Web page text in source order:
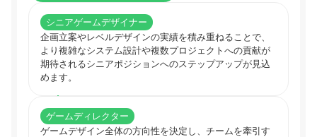
シニアゲームデザイナー
企画立案やレベルデザインの実績を積み重ねることで、
より複雑なシステム設計や複数プロジェクトへの貢献が
期待されるシニアポジションへのステップアップが見込
めます。
ゲームディレクター
ゲームデザイン全体の方向性を決定し、チームを牽引す